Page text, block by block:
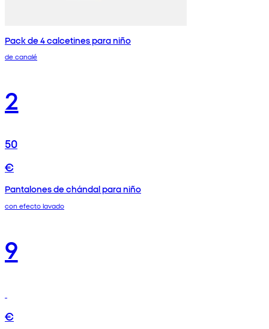
Pack de 4 calcetines para niño
de canalé
2
50
€
Pantalones de chándal para niño
con efecto lavado
9
€